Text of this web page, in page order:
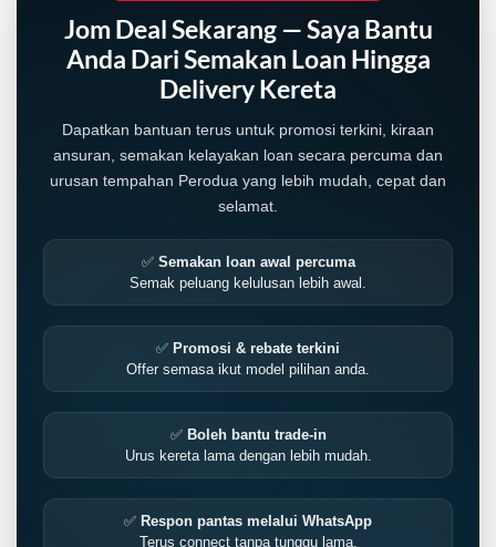
Jom Deal Sekarang — Saya Bantu
Anda Dari Semakan Loan Hingga
Delivery Kereta
Dapatkan bantuan terus untuk promosi terkini, kiraan
ansuran, semakan kelayakan loan secara percuma dan
urusan tempahan Perodua yang lebih mudah, cepat dan
selamat.
✅ Semakan loan awal percuma
Semak peluang kelulusan lebih awal.
✅ Promosi & rebate terkini
Offer semasa ikut model pilihan anda.
✅ Boleh bantu trade-in
Urus kereta lama dengan lebih mudah.
✅ Respon pantas melalui WhatsApp
Terus connect tanpa tunggu lama.